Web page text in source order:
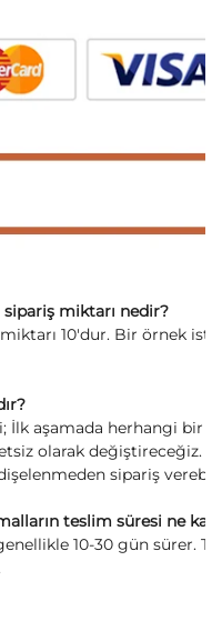
miktarı nedir?
10'dur. Bir örnek
İlk aşamada herhangi bir
olarak değiştireceğiz.
sipariş
teslim süresi ne
10-30 gün sürer.